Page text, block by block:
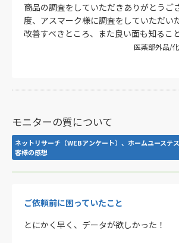
商品の調査をしていただきありがとうご
度、アスマーク様に調査をしていただい
改善すべきところ、また良い面も知るこ
医薬部外品/
モニターの質について
ネットリサーチ（WEBアンケート）、ホームユーステ
客様の感想
ご依頼前に困っていたこと
とにかく早く、データが欲しかった！